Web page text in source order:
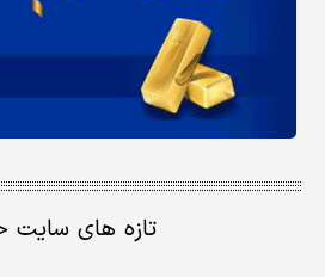
تازه های سایت